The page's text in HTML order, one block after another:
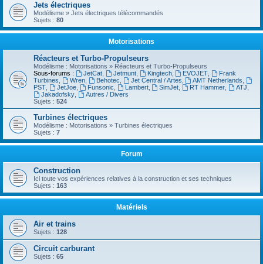
Jets électriques
Modélisme » Jets électriques télécommandés
Sujets : 80
Motorisations
Réacteurs et Turbo-Propulseurs
Modélisme : Motorisations » Réacteurs et Turbo-Propulseurs
Sous-forums :
JetCat, Jetmunt, Kingtech, EVOJET
Frank
Turbines
Wren, Behotec Jet Central / Artes AMT Netherlands
PST
JetJoe, Funsonic Lambert, SimJet RT Hammer ATJ
Jakadofsky,
Autres / Divers
Sujets : 524
Turbines électriques
Modélisme : Motorisations » Turbines électriques
Sujets : 7
Forum
Construction
Ici toute vos expériences relatives à la construction et ses techniques
Sujets : 163
Matériels
Air et trains
Sujets : 128
Circuit carburant
Sujets : 65